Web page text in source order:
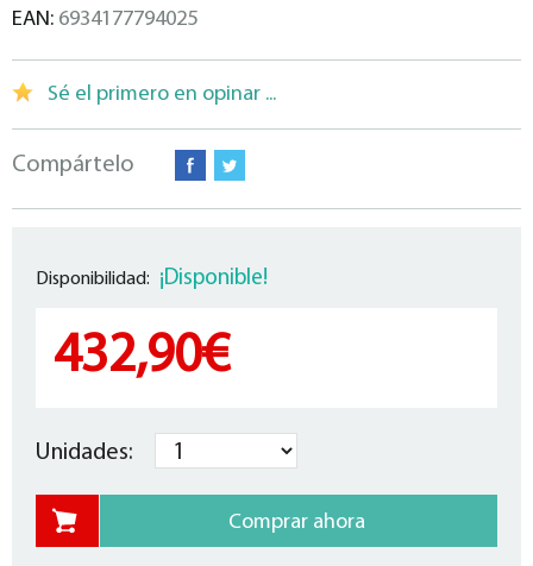
EAN: 6934177794025
Sé el primero en opinar ...
Compártelo
Disponibilidad: ¡Disponible!
432,90€
Unidades: